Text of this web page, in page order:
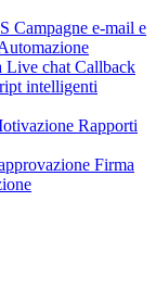
Campagne e-mail e
Live chat Callback
intelligenti
Rapporti
Firma